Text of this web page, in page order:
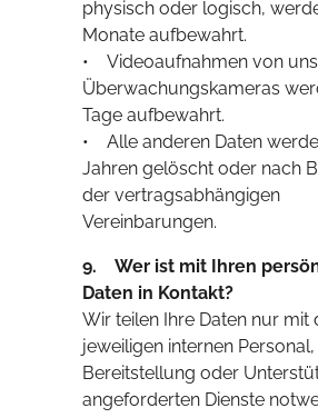
physisch oder logisch,
Monate aufbewahrt.
• Videoaufnahmen von
Überwachungskameras
Tage aufbewahrt.
• Alle anderen Daten
Jahren gelöscht oder nach
der vertragsabhängigen
Vereinbarungen.
9. Wer ist mit Ihren
Daten in Kontakt?
Wir teilen Ihre Daten nur mit
jeweiligen internen
Bereitstellung oder
angeforderten Dienste